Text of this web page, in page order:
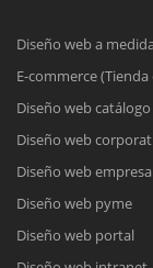
Diseño web a medida
E-commerce
Diseño web catálogo
Diseño web
Diseño web empresa
Diseño web pyme
Diseño web portal